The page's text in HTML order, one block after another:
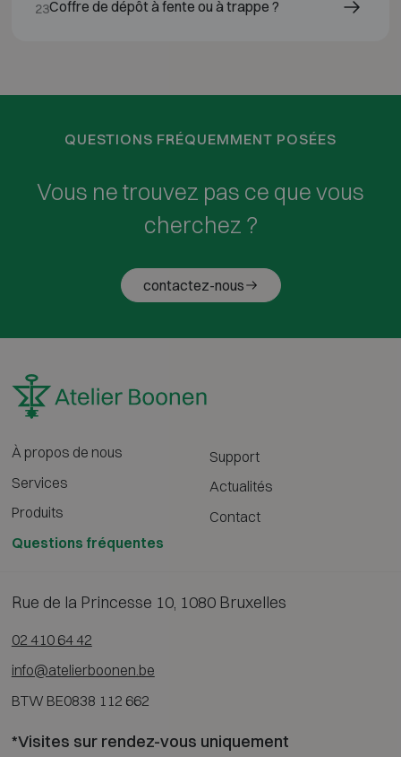
23Coffre de dépôt à fente ou à trappe ?
QUESTIONS FRÉQUEMMENT POSÉES
Vous ne trouvez pas ce que vous
cherchez ?
contactez-nous
À propos de nous
Services
Produits
Questions fréquentes
Support
Actualités
Contact
Rue de la Princesse 10, 1080 Bruxelles
02 410 64 42
info@atelierboonen.be
BTW BE0838 112 662
*Visites sur rendez-vous uniquement